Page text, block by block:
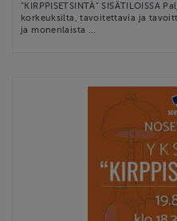
"KIRPPISETSINTÄ" SISÄTILOISSA
korkeuksilta, tavoitettavia ja
ja monenlaista …